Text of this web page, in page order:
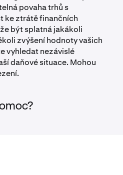
povaha trhů s
ke ztrátě finančních
být splatná jakákoli
zvýšení hodnoty vašich
vyhledat nezávislé
daňové situace. Mohou